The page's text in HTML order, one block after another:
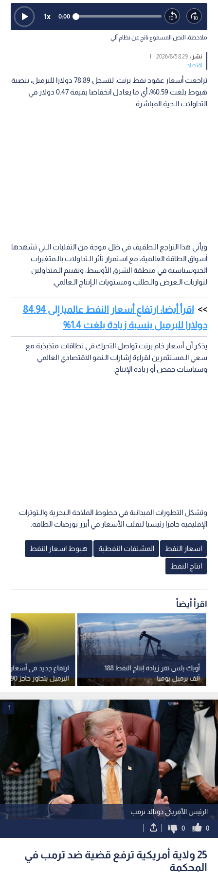
0:00
1x
ملاحظة: النص المسموع ناتج عن نظام آلي
نشر :8:29 2026/8/5
|
اقتصاد
تراجعت أسعار عقود نفط برنت، لتسجل 78.89 دولارا للبرميل، بنصبة
هبوط بلغت 0.59%، أي ما يعادل انخفاضا بقيمة 0.47 دولار في
التداولات الـحية المباشرة.
ويأتي هذا التراجع الـطفيف في ظل موجة من التقلبات الـتي تشهدها
أسواق الطاقة العالمية، مع استمرار تأثر الـتداولات بالـمتغيرات
الجيوسياسية في منطقة الشرق الأوسط، وتقييم الـمتداولين
لتوازنات الـعرض والـطلب ومستويات الـإنتاج الـعالمي.
اقرأ أيضا: ارتفاع أسعار النفط عالميا إلى 84.94
دولارا للبرميل بنسبة زيادة بلغت 1.4%
يذكر أن أسعار خام برنت تواصل التحرك في نطاقات متذبذبة مع
سعي الـمستثمرين لقراءة إشارات الـنمو الاقتصادي العالمي
وسياسات خفض أو زيادة الإنتاج.
وتشكل التطورات الميدانية في خطوط الملاحة الـبحرية والـتوترات
الإقليمية حافزا رئيسيا لتقلب الأسعار في أبرز بورصات الطاقة.
اسعار النفط المشتقات النفطية هبوط اسعار النفط
انتاج النفط
اقرأ أيضاً
ارتفاع جديد في أسعار
البرميل يتجاوز حاجز 90 دولارا
أوبك بلس تقر زيادة إنتاج النفط 188
ألف برميل يوميا
الرئيس الأمريكي دونالد ترمب
1
0
0
25 ولاية أمريكية ترفع قضية ضد ترمب في
المحكمة